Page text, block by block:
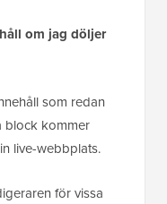
om jag döljer
som redan
block kommer
live-webbplats.
för vissa